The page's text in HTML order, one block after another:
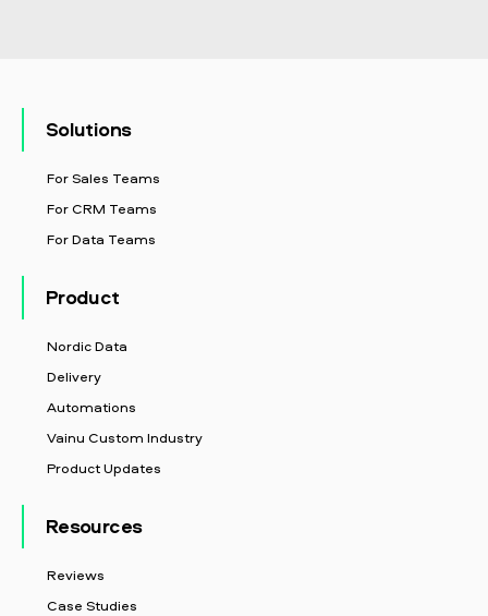
Solutions
For Sales Teams
For CRM Teams
For Data Teams
Product
Nordic Data
Delivery
Automations
Vainu Custom Industry
Product Updates
Resources
Reviews
Case Studies